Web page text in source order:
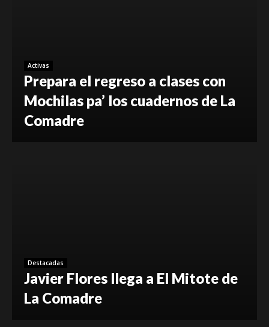
Activas
Prepara el regreso a clases con
Mochilas pa’ los cuadernos de La
Comadre
Destacadas
Javier Flores llega a El Mitote de
La Comadre